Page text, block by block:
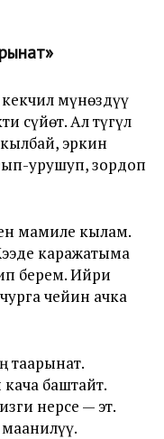
кекчил мүнөздүү
сүйөт. Ал түгүл
эркин
урушуп, зордоп
мамиле кылам.
каражатыма
берем. Ийри
чейин ачка
таарынат.
баштайт.
нерсе — эт.